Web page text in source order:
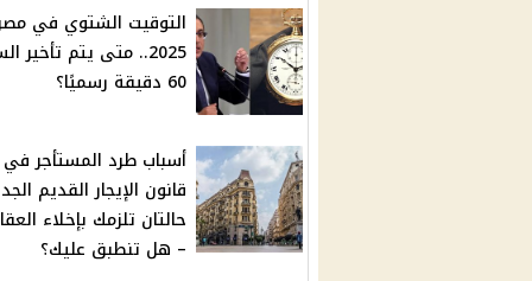
التوقيت الشتوي في
2025.. متى يتم تأخير
60 دقيقة رسميًا؟
أسباب طرد المستأجر في
قانون الإيجار القديم
حالتان تلزمك بإخلاء
– هل تنطبق عليك؟